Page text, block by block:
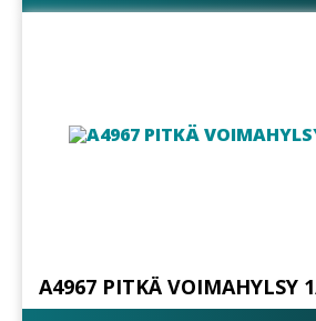
A4967 PITKÄ VOIMAHYLSY